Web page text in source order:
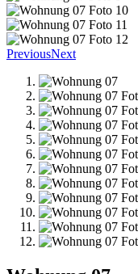
PreviousNext